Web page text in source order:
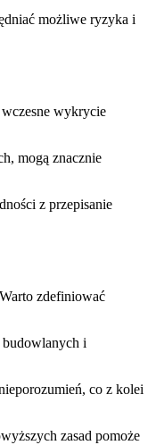
możliwe ryzyka i
wykrycie
mogą znacznie
z przepisanie
zdefiniować
budowlanych i
co z kolei
zasad pomoże